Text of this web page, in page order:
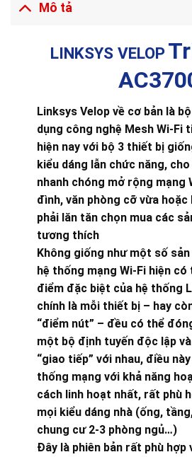
Mô tả
LINKSYS VELOP
Linksys Velop về cơ bản là
dụng công nghệ Mesh Wi-Fi
hiện nay với bộ 3 thiết bị
kiểu dáng lẫn chức năng,
nhanh chóng mở rộng mạng
đình, văn phòng cỡ vừa hoặc
phải lăn tăn chọn mua các
tương thích
Không giống như một số
hệ thống mạng Wi-Fi hiện
điểm đặc biệt của hệ thống
chính là mỗi thiết bị – hay
“điểm nút” – đều có thể
một bộ định tuyến độc lập
“giao tiếp” với nhau, điều
thống mạng với khả năng
cách linh hoạt nhất, rất phù
mọi kiểu dáng nhà (ống,
chung cư 2-3 phòng ngủ…)
Đây là phiên bản rất phù hợp